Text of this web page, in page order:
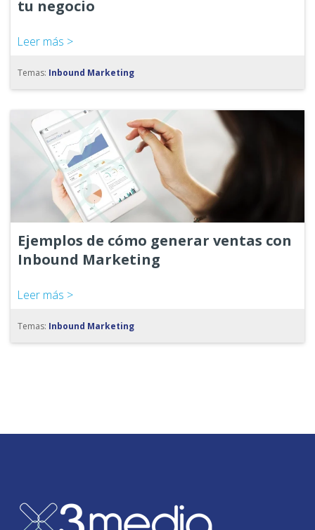
tu negocio
Leer más >
Temas: Inbound Marketing
Ejemplos de cómo generar ventas con
Inbound Marketing
Leer más >
Temas: Inbound Marketing